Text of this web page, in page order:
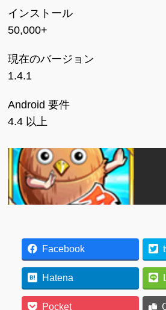
インストール
50,000+
現在のバージョン
1.4.1
Android 要件
4.4 以上
Facebook
Hatena
Pocket